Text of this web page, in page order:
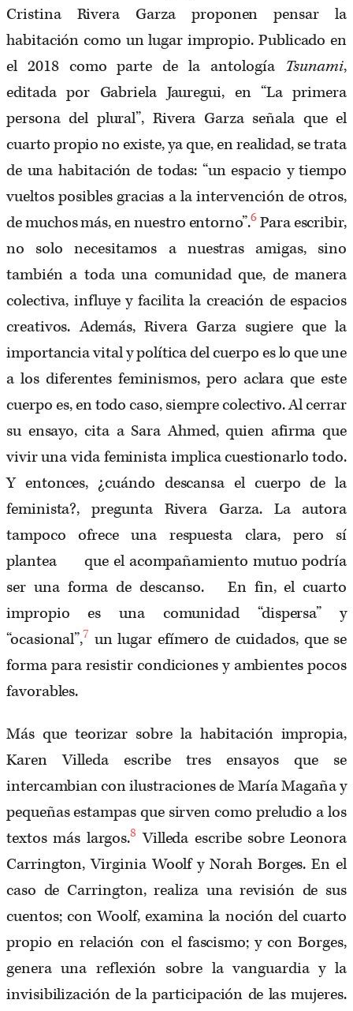
Cristina Rivera Garza proponen pensar la
habitación como un lugar impropio. Publicado en
el 2018 como parte de la antología Tsunami,
editada por Gabriela Jauregui, en “La primera
persona del plural”, Rivera Garza señala que el
cuarto propio no existe, ya que, en realidad, se trata
de una habitación de todas: “un espacio y tiempo
vueltos posibles gracias a la intervención de otros,
de muchos más, en nuestro entorno”.6Para escribir,
no solo necesitamos a nuestras amigas, sino
también a toda una comunidad que, de manera
colectiva, influye y facilita la creación de espacios
creativos. Además, Rivera Garza sugiere que la
importancia vital y política del cuerpo es lo que une
a los diferentes feminismos, pero aclara que este
cuerpo es, en todo caso, siempre colectivo. Al cerrar
su ensayo, cita a Sara Ahmed, quien afirma que
vivir una vida feminista implica cuestionarlo todo.
Y entonces, ¿cuándo descansa el cuerpo de la
feminista?, pregunta Rivera Garza. La autora
tampoco ofrece una respuesta clara, pero sí
plantea que el acompañamiento mutuo podría
ser una forma de descanso. En fin, el cuarto
impropio es una comunidad “dispersa” y
“ocasional”,7 un lugar efímero de cuidados, que se
forma para resistir condiciones y ambientes pocos
favorables.
Más que teorizar sobre la habitación impropia,
Karen Villeda escribe tres ensayos que se
intercambian con ilustraciones de María Magaña y
pequeñas estampas que sirven como preludio a los
textos más largos.8 Villeda escribe sobre Leonora
Carrington, Virginia Woolf y Norah Borges. En el
caso de Carrington, realiza una revisión de sus
cuentos; con Woolf, examina la noción del cuarto
propio en relación con el fascismo; y con Borges,
genera una reflexión sobre la vanguardia y la
invisibilización de la participación de las mujeres.